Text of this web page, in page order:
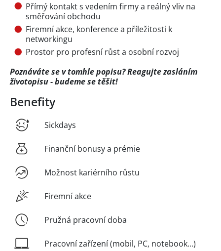
Přímý kontakt s vedením firmy a reálný vliv na
směřování obchodu
Firemní akce, konference a příležitosti k
networkingu
Prostor pro profesní růst a osobní rozvoj
Poznáváte se v tomhle popisu? Reagujte zasláním
životopisu - budeme se těšit!
Benefity
Sickdays
Finanční bonusy a prémie
Možnost kariérního růstu
Firemní akce
Pružná pracovní doba
Pracovní zařízení (mobil, PC, notebook...)